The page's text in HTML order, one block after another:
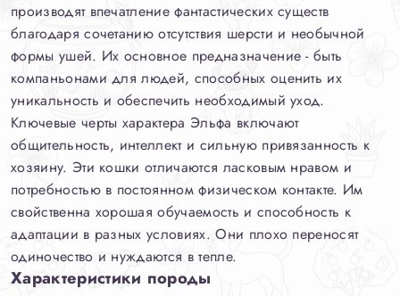
производят впечатление фантастических существ
благодаря сочетанию отсутствия шерсти и необычной
формы ушей. Их основное предназначение - быть
компаньонами для людей, способных оценить их
уникальность и обеспечить необходимый уход.
Ключевые черты характера Эльфа включают
общительность, интеллект и сильную привязанность к
хозяину. Эти кошки отличаются ласковым нравом и
потребностью в постоянном физическом контакте. Им
свойственна хорошая обучаемость и способность к
адаптации в разных условиях. Они плохо переносят
одиночество и нуждаются в тепле.
Характеристики породы